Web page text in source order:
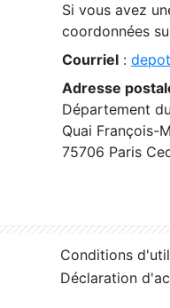
Si vous avez
coordonnées
Courriel :
Adresse
Département
Quai François-
75706 Paris
Conditions
Déclaration